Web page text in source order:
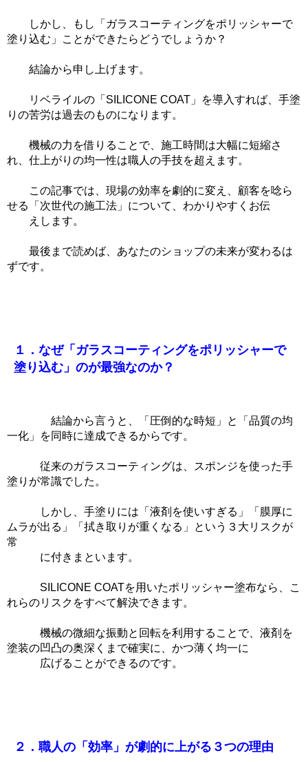
しかし、もし「ガラスコーティングをポリッシャーで
塗り込む」ことができたらどうでしょうか？
結論から申し上げます。
リベライルの「SILICONE COAT」を導入すれば、手塗
りの苦労は過去のものになります。
機械の力を借りることで、施工時間は大幅に短縮さ
れ、仕上がりの均一性は職人の手技を超えます。
この記事では、現場の効率を劇的に変え、顧客を唸ら
せる「次世代の施工法」について、わかりやすくお伝
えします。
最後まで読めば、あなたのショップの未来が変わるは
ずです。
１．なぜ「ガラスコーティングをポリッシャーで
塗り込む」のが最強なのか？
結論から言うと、「圧倒的な時短」と「品質の均
一化」を同時に達成できるからです。
従来のガラスコーティングは、スポンジを使った手
塗りが常識でした。
しかし、手塗りには「液剤を使いすぎる」「膜厚に
ムラが出る」「拭き取りが重くなる」という３大リスクが
常
に付きまといます。
SILICONE COATを用いたポリッシャー塗布なら、こ
れらのリスクをすべて解決できます。
機械の微細な振動と回転を利用することで、液剤を
塗装の凹凸の奥深くまで確実に、かつ薄く均一に
広げることができるのです。
２．職人の「効率」が劇的に上がる３つの理由